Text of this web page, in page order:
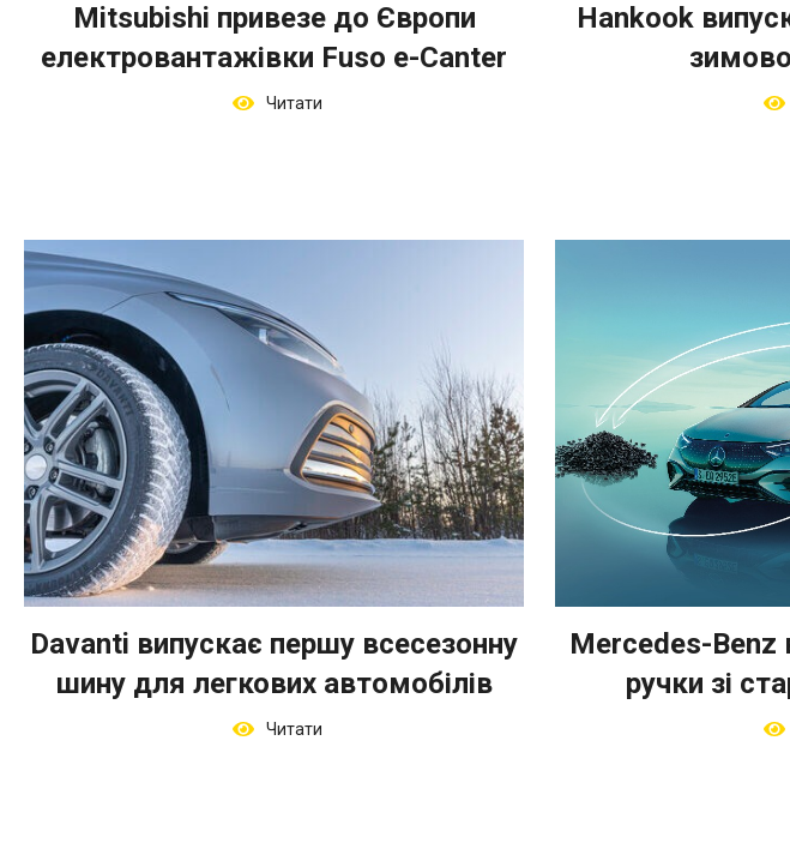
Mitsubishi привезе до Європи
електровантажівки Fuso e-Canter
Читати
Hankook
Davanti випускає першу всесезонну
шину для легкових автомобілів
Читати
Mercedes-Benz
ручки зі